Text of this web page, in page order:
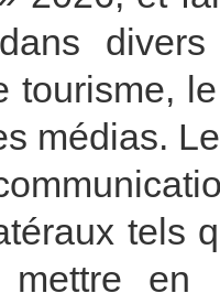
tourisme,
médias.
tels
en